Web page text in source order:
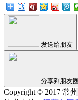
发送给朋友
分享到朋友圈
Copyright © 2017 常